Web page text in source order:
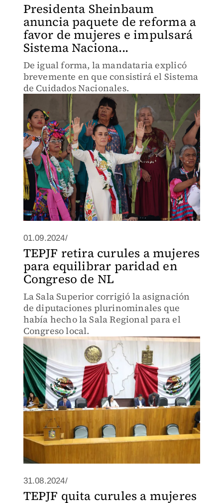
Presidenta Sheinbaum
anuncia paquete de reforma a
favor de mujeres e impulsará
Sistema Naciona...
De igual forma, la mandataria explicó
brevemente en que consistirá el Sistema
de Cuidados Nacionales.
01.09.2024/
TEPJF retira curules a mujeres
para equilibrar paridad en
Congreso de NL
La Sala Superior corrigió la asignación
de diputaciones plurinominales que
había hecho la Sala Regional para el
Congreso local.
31.08.2024/
TEPJF quita curules a mujeres